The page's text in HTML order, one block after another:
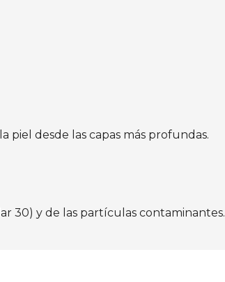
piel desde las capas más profundas.
30) y de las partículas contaminantes.